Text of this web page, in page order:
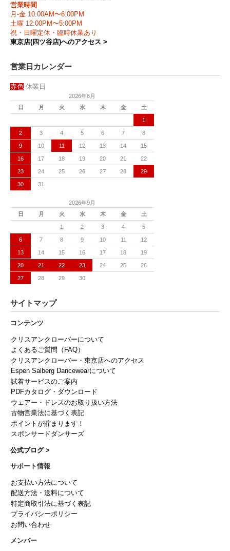
営業時間
月-金 10:00AM〜6:00PM
土曜 12:00PM〜5:00PM
祝・日曜定休・臨時休業あり
東京店(四ツ谷店)へのアクセス >
営業日カレンダー
赤色 休業日
2026年8月
日
月 火 水 木 金 土
1
2 3 4 5 6 7 8
9 10 11 12 13 14 15
16 17 18 19 20 21 22
23 24 25 26 27 28 29
30 31
2026年9月
日
月 火 水 木 金 土
1 2 3 4 5
6 7 8 9 10 11 12
13 14 15 16 17 18 19
20 21 22 23 24 25 26
27 28 29 30
サイトマップ
コンテンツ
クリスアンクローバーについて
よくあるご質問（FAQ）
クリスアンクローバー・東京店へのアクセス
Espen Salberg Dancewearについて
試着サービスのご案内
PDFカタログ・ダウンロード
ウェアー・ドレスのお取り扱い方法
古物営業法に基づく表記
ポイントが貯まります！
スポンサードダンサーズ
公式ブログ >
サポート情報
お支払い方法について
配送方法・送料について
特定商取引法に基づく表記
プライバシーポリシー
お問い合わせ
メンバー